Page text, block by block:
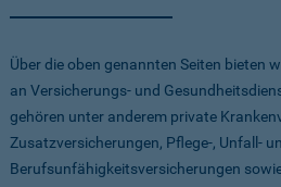
Über die oben genannten Seiten bieten
an Versicherungs- und
gehören unter anderem private
Zusatzversicherungen, Pflege-, Unfall-
Berufsunfähigkeitsversicherungen